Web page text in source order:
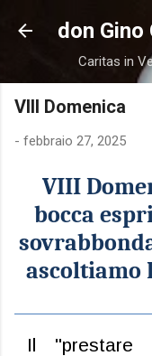
don Gino
Caritas in
VIII Domenica
- febbraio 27, 2025
VIII
bocca
ascoltiamo
Il "prestare